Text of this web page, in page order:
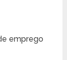
emprego